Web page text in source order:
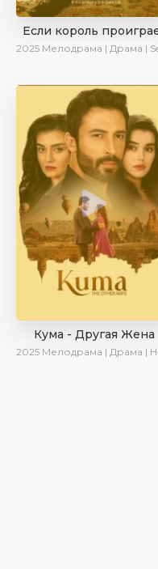
Если король
2025 Мелодрама | Драма | SesDizi | Ирина Котова | AlisaDirilis | Turok1990 | Новинки |
Кума - Другая Жена
2025 Мелодрама | Драма | Новинки | Сериалы